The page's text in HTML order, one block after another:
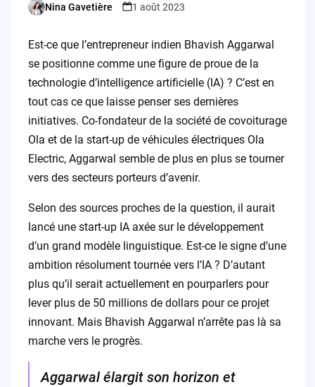
Posted
Nina Gavetière 1 août 2023
Est-ce que l’entrepreneur indien Bhavish Aggarwal
se positionne comme une figure de proue de la
technologie d’intelligence artificielle (IA) ? C’est en
tout cas ce que laisse penser ses dernières
initiatives. Co-fondateur de la société de covoiturage
Ola et de la start-up de véhicules électriques Ola
Electric, Aggarwal semble de plus en plus se tourner
vers des secteurs porteurs d’avenir.
Selon des sources proches de la question, il aurait
lancé une start-up IA axée sur le développement
d’un grand modèle linguistique. Est-ce le signe d’une
ambition résolument tournée vers l’IA ? D’autant
plus qu’il serait actuellement en pourparlers pour
lever plus de 50 millions de dollars pour ce projet
innovant. Mais Bhavish Aggarwal n’arrête pas là sa
marche vers le progrès.
Aggarwal élargit son horizon et